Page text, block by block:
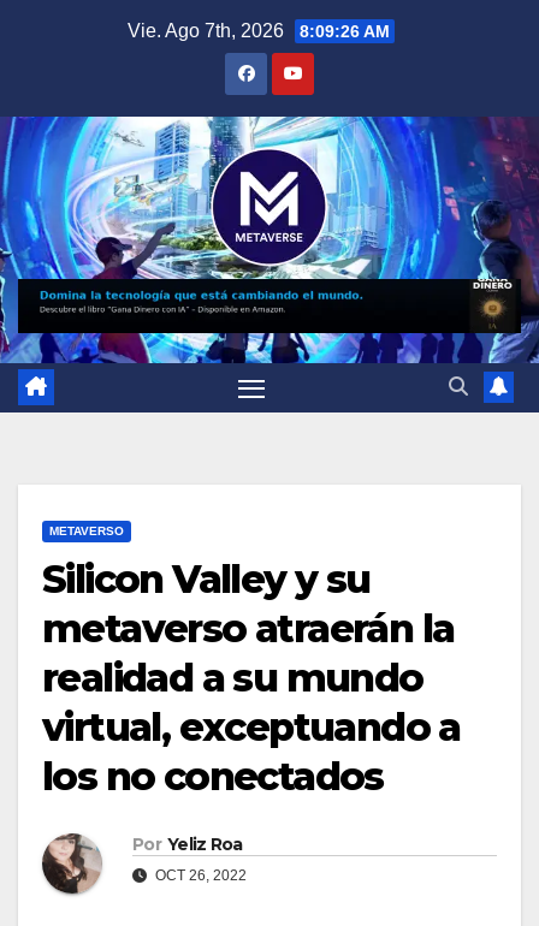
Vie. Ago 7th, 2026 8:09:27 AM
METAVERSO
Silicon Valley y su
metaverso atraerán la
realidad a su mundo
virtual, exceptuando a
los no conectados
Por Yeliz Roa
OCT 26, 2022